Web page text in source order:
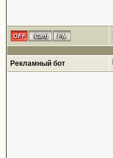
Рекламный бот